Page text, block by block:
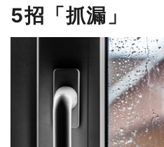
5招「抓漏」